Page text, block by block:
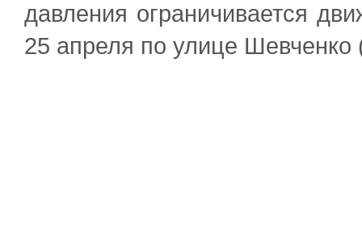
давления ограничивается
25 апреля по улице